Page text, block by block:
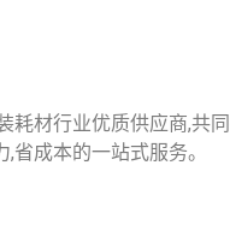
耗材行业优质供应商,共
省成本的一站式服务。